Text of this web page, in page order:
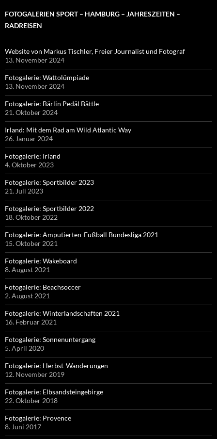
FOTOGALERIEN SPORT – HAMBURG – JAHRESZEITEN –
RADREISEN
Website von Markus Tischler, Freier Journalist und Fotograf
13. November 2024
Fotogalerie: Wattolümpiade
13. November 2024
Fotogalerie: Bärlin Pedäl Bättle
21. Oktober 2024
Irland: Mit dem Rad am Wild Atlantic Way
26. Januar 2024
Fotogalerie: Irland
4. Oktober 2023
Fotogalerie: Sportbilder 2023
21. Juli 2023
Fotogalerie: Sportbilder 2022
18. Oktober 2022
Fotogalerie: Amputierten-Fußball Bundesliga 2021
15. Oktober 2021
Fotogalerie: Wakeboard
8. August 2021
Fotogalerie: Beachsoccer
2. August 2021
Fotogalerie: Winterlandschaften 2021
16. Februar 2021
Fotogalerie: Sonnenuntergang
5. April 2020
Fotogalerie: Herbst-Wanderungen
12. November 2019
Fotogalerie: Elbsandsteingebirge
22. Oktober 2018
Fotogalerie: Provence
8. Juni 2017